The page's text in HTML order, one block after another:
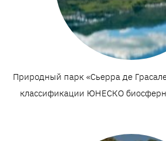
Природный парк «Сьерра де
классификации ЮНЕСКО